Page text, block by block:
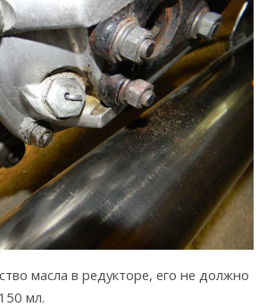
масла в редукторе, его не должно
мл.